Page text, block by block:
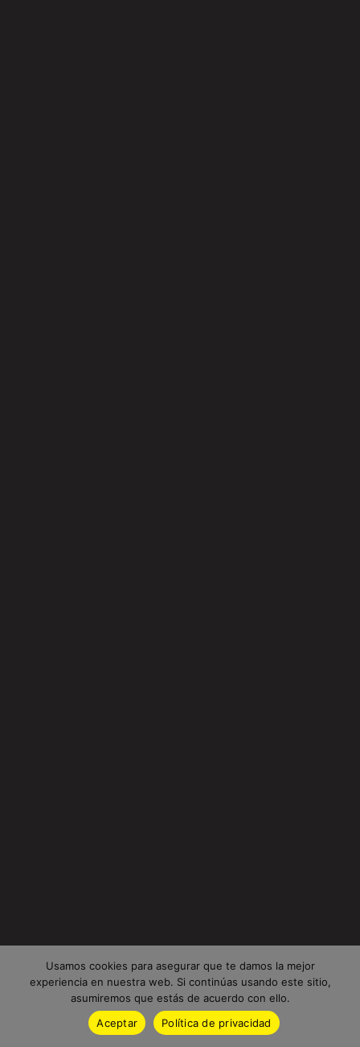
Usamos cookies para asegurar que te damos la mejor
experiencia en nuestra web. Si continúas usando este sitio,
asumiremos que estás de acuerdo con ello.
Aceptar
Política de privacidad